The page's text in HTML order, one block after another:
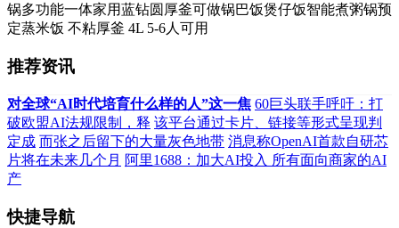
锅多功能一体家用蓝钻圆厚釜可做锅巴饭煲仔饭智能煮粥锅预
定蒸米饭 不粘厚釜 4L 5-6人可用
推荐资讯
对全球“AI时代培育什么样的人”这一焦 60巨头联手呼吁：打
破欧盟AI法规限制，释 该平台通过卡片、链接等形式呈现判
定成 而张之后留下的大量灰色地带 消息称OpenAI首款自研芯
片将在未来几个月 阿里1688：加大AI投入 所有面向商家的AI
产
快捷导航